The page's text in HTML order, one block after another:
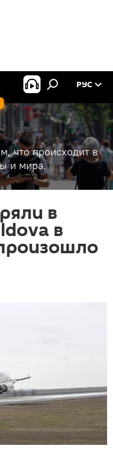
РУС
что происходит в
и мира.
в
в